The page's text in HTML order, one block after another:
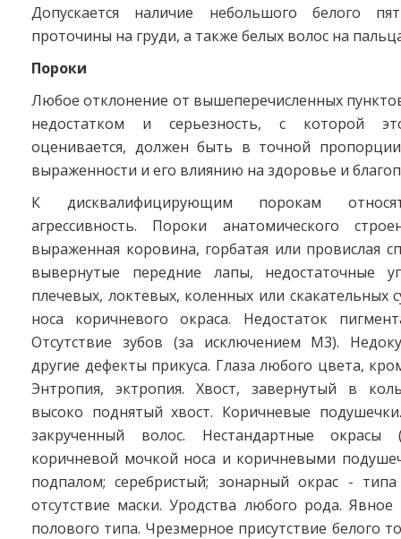
Допускается наличие небольшого белого
проточины на груди, а также белых волос на
Пороки
Любое отклонение от вышеперечисленных
недостатком и серьезность, с которой
оценивается, должен быть в точной
выраженности и его влиянию на здоровье и
К дисквалифицирующим порокам
агрессивность. Пороки анатомического
выраженная коровина, горбатая или провислая
вывернутые передние лапы, недостаточные
плечевых, локтевых, коленных или скакательных
носа коричневого окраса. Недостаток
Отсутствие зубов (за исключением М3).
другие дефекты прикуса. Глаза любого цвета,
Энтропия, эктропия. Хвост, завернутый в
высоко поднятый хвост. Коричневые
закрученный волос. Нестандартные окрасы
коричневой мочкой носа и коричневыми
подпалом; серебристый; зонарный окрас -
отсутствие маски. Уродства любого рода. Явное
полового типа. Чрезмерное присутствие белого